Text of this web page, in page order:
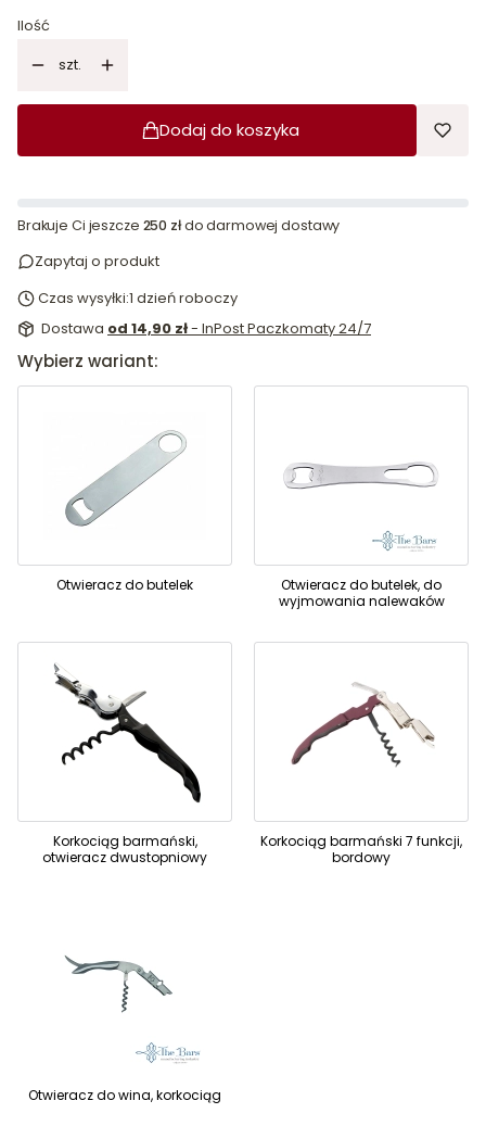
Ilość
szt.
Dodaj do koszyka
Brakuje Ci jeszcze 250 złdo darmowej dostawy
Zapytaj o produkt
Czas wysyłki:1 dzień roboczy
Dostawa od 14,90 zł- InPost Paczkomaty 24/7
Wybierz wariant:
Otwieracz do butelek
Otwieracz do butelek, do
wyjmowania nalewaków
Korkociąg barmański,
otwieracz dwustopniowy
Korkociąg barmański 7 funkcji,
bordowy
Otwieracz do wina, korkociąg